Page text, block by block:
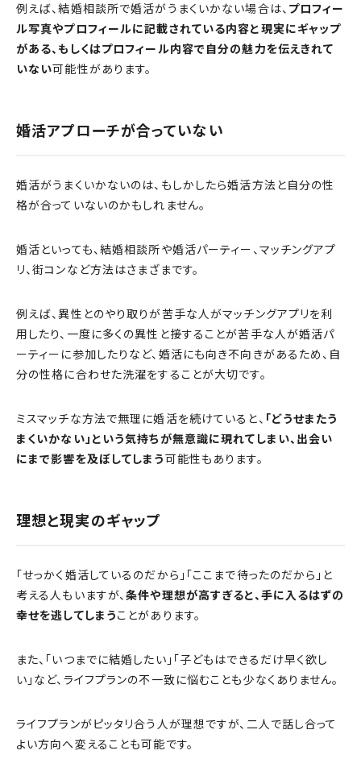
例えば、結婚相談所で婚活がうまくいかない場合は、 プロフィー
ル写真やプロフィールに記載されている内容と現実にギャップ
がある、もしくはプロフィール内容で自分の魅力を伝えきれて
いない可能性があります。
婚活アプローチが合っていない
婚活がうまくいかないのは、もしかしたら婚活方法と自分の性
格が合っていないのかもしれません。
婚活といっても、結婚相談所や婚活パーティー、マッチングアプ
リ、街コンなど方法はさまざまです。
例えば、異性とのやり取りが苦手な人がマッチングアプリを利
用したり、一度に多くの異性と接することが苦手な人が婚活パ
ーティーに参加したりなど、婚活にも向き不向きがあるため、自
分の性格に合わせた洗濯をすることが大切です。
ミスマッチな方法で無理に婚活を続けていると、 「どうせまたう
まくいかない」という気持ちが無意識に現れてしまい、出会い
にまで影響を及ぼしてしまう可能性もあります。
理想と現実のギャップ
「せっかく婚活しているのだから」「ここまで待ったのだから」と
考える人もいますが、条件や理想が高すぎると、手に入るはずの
幸せを逃してしまうことがあります。
また、「いつまでに結婚したい」「子どもはできるだけ早く欲し
い」など、ライフプランの不一致に悩むことも少なくありません。
ライフプランがピッタリ合う人が理想ですが、二人で話し合って
よい方向へ変えることも可能です。